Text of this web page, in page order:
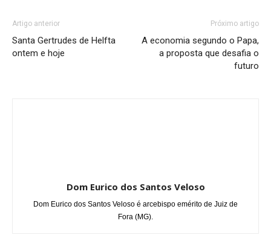
Artigo anterior
Santa Gertrudes de Helfta
ontem e hoje
Próximo artigo
A economia segundo o Papa,
a proposta que desafia o
futuro
Dom Eurico dos Santos Veloso
Dom Eurico dos Santos Veloso é arcebispo emérito de Juiz de
Fora (MG).